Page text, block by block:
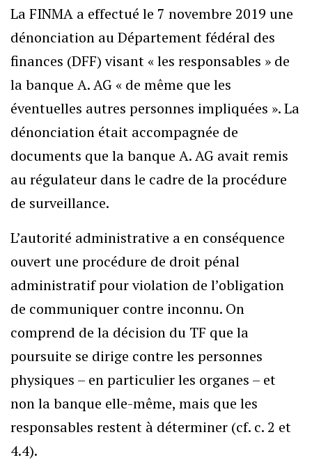
La FINMA a effectué le 7 novembre 2019 une
dénonciation au Département fédéral des
finances (DFF) visant « les responsables » de
la banque A. AG « de même que les
éventuelles autres personnes impliquées ». La
dénonciation était accompagnée de
documents que la banque A. AG avait remis
au régulateur dans le cadre de la procédure
de surveillance.
L’autorité administrative a en conséquence
ouvert une procédure de droit pénal
administratif pour violation de l’obligation
de communiquer contre inconnu. On
comprend de la décision du TF que la
poursuite se dirige contre les personnes
physiques – en particulier les organes – et
non la banque elle-même, mais que les
responsables restent à déterminer (cf. c. 2 et
4.4).